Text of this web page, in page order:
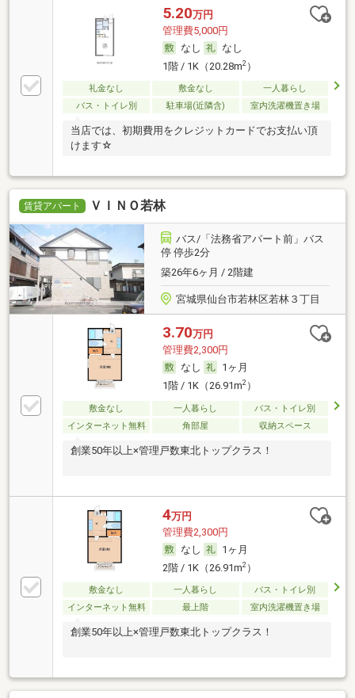
5.20万円
管理費5,000円
なし
なし
1階 / 1K（20.28m2）
礼金なし 敷金なし
一人暮らし
バス・トイレ別
駐車場(近隣含) 室内洗濯機置き場
当店では、初期費用をクレジットカードでお支払い頂
けます☆
賃貸アパート ＶＩＮＯ若林
バス/「法務省アパート前」バス
停 停歩2分
築26年6ヶ月 / 2階建
宮城県仙台市若林区若林３丁目
3.70万円
管理費2,300円
なし
1ヶ月
1階 / 1K（26.91m2）
敷金なし 一人暮らし
バス・トイレ別
インターネット無料
角部屋 収納スペース
創業50年以上×管理戸数東北トップクラス！
4万円
管理費2,300円
なし
1ヶ月
2階 / 1K（26.91m2）
敷金なし 一人暮らし
バス・トイレ別
インターネット無料
最上階 室内洗濯機置き場
創業50年以上×管理戸数東北トップクラス！